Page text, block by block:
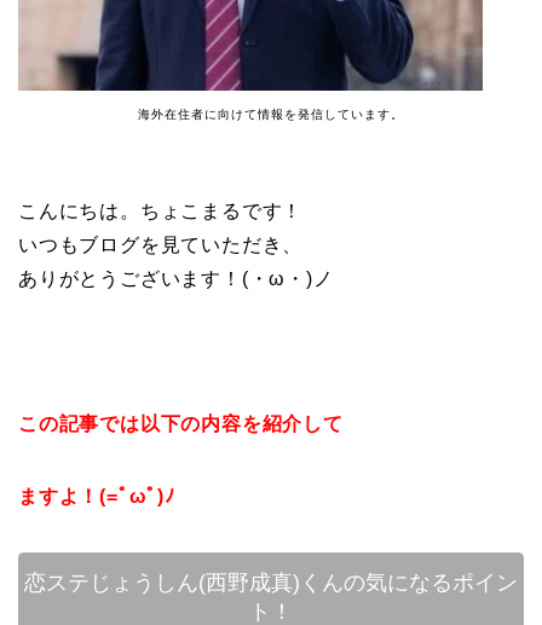
海外在住者に向けて情報を発信しています。
こんにちは。ちょこまるです！
いつもブログを見ていただき、
ありがとうございます！(・ω・)ノ
この記事では以下の内容を紹介して
ますよ！(=ﾟωﾟ)ﾉ
恋ステじょうしん(西野成真)くんの気になるポイン
ト！